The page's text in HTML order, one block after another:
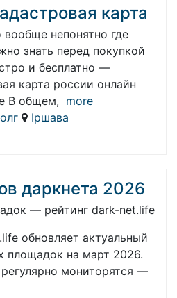
карта
непонятно где
знать перед покупкой
и бесплатно —
карта россии онлайн
В общем,
more
Іршава
даркнета 2026
— рейтинг dark-net.life
обновляет актуальный
площадок на март 2026.
мониторятся —